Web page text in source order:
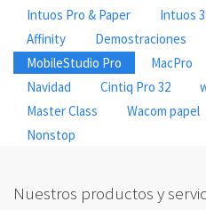
Intuos Pro & Paper
Intuos
Affinity
Demostraciones
MobileStudio Pro
MacPro
Navidad
Cintiq Pro 32
Master Class
Wacom papel
Nonstop
Nuestros productos y